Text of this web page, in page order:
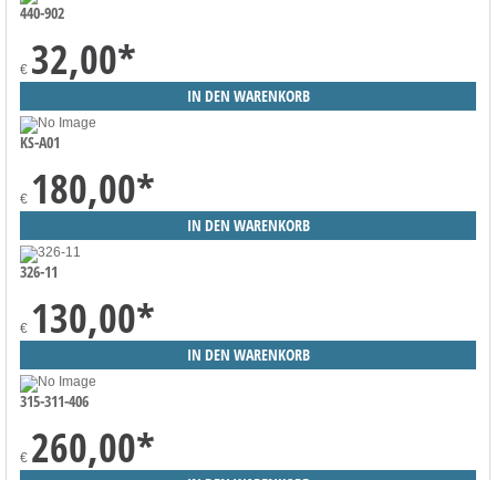
440-902
€ 32,00*
KS-A01
€ 180,00*
326-11
€ 130,00*
315-311-406
€ 260,00*